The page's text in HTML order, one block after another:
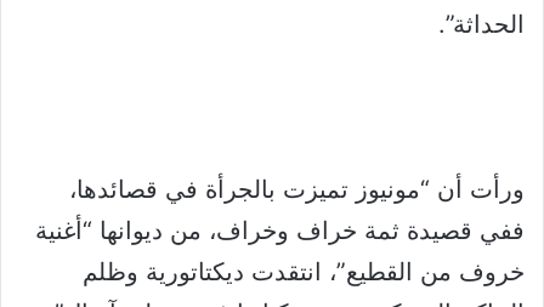
الحداثة”.
ورأت أن “مونيوز تميزت بالجرأة في قصائدها،
ففي قصيدة ثمة خراف وخراف، من ديوانها “أغنية
خروف من القطيع”، انتقدت ديكتاتورية وظلم